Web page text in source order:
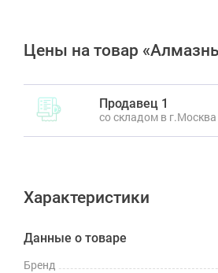
Цены на товар
Продавец 1
со складом в г.Москва
Характеристики
Данные о товаре
Бренд